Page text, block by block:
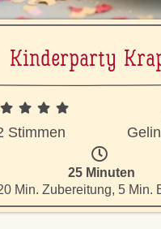
Kin­der­par­ty
Stimmen
25 Minuten
Min. Zubereitung, 5 Min.